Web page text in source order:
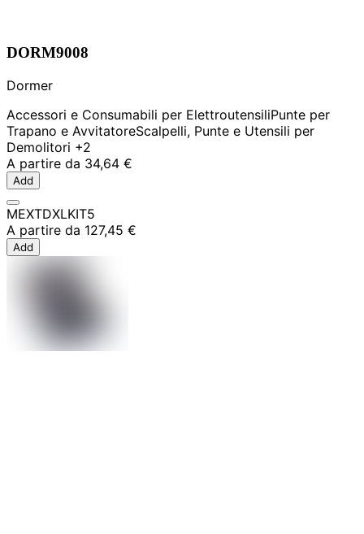
DORM9008
Dormer
Accessori e Consumabili per ElettroutensiliPunte per
Trapano e AvvitatoreScalpelli, Punte e Utensili per
Demolitori +2
A partire da 34,64 €
Add
MEXTDXLKIT5
A partire da 127,45 €
Add